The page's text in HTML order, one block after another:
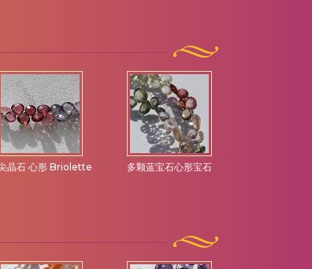
晶石 心形 Briolette 多颗蓝宝石心形宝石